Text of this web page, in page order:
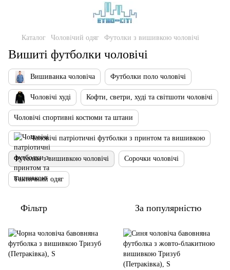
Каталог Чоловічий одяг Футолки з вишивкою чоловічі
Вишиті футболки чоловічі
Вишиванка чоловіча Футболки поло чоловічі
Чоловічі худі Кофти, светри, худі та світшоти чоловічі
Чоловічі спортивні костюми та штани
Чоловічі патріотичні футболки з принтом та вишивкою
Футолки з вишивкою чоловічі Сорочки чоловічі
Тактичний одяг
Фільтр За популярністю